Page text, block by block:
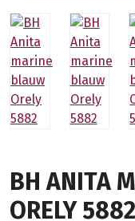
BH ANITA
ORELY